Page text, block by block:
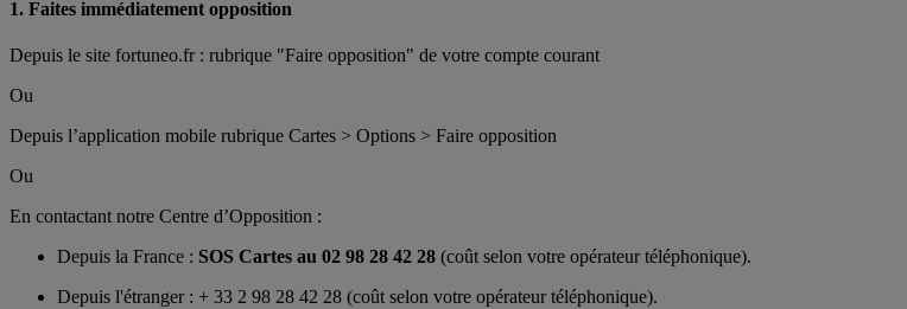
1. Faites immédiatement opposition
Depuis le site fortuneo.fr : rubrique "Faire opposition" de votre compte courant
Ou
Depuis l’application mobile rubrique Cartes > Options > Faire opposition
Ou
En contactant notre Centre d’Opposition :
Depuis la France : SOS Cartes au 02 98 28 42 28 (coût selon votre opérateur téléphonique).
Depuis l'étranger : + 33 2 98 28 42 28 (coût selon votre opérateur téléphonique).